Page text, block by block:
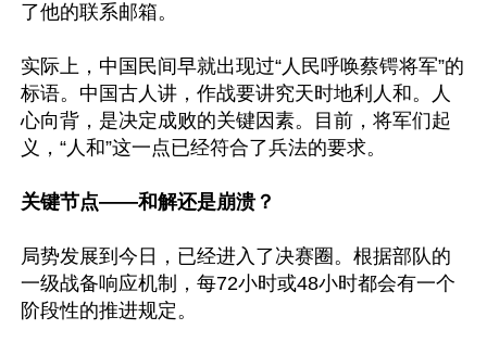
了他的联系邮箱。
实际上，中国民间早就出现过“人民呼唤蔡锷将军”的
标语。中国古人讲，作战要讲究天时地利人和。人
心向背，是决定成败的关键因素。目前，将军们起
义，“人和”这一点已经符合了兵法的要求。
关键节点——和解还是崩溃？
局势发展到今日，已经进入了决赛圈。根据部队的
一级战备响应机制，每72小时或48小时都会有一个
阶段性的推进规定。